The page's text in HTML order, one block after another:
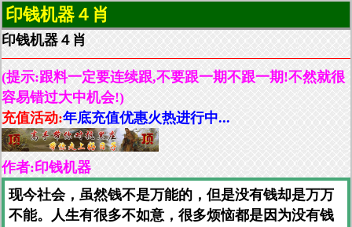
印钱机器４肖
印钱机器４肖
(提示:跟料一定要连续跟,不要跟一期不跟一期!不然就很
容易错过大中机会!)
充值活动:年底充值优惠火热进行中...
作者:印钱机器
现今社会，虽然钱不是万能的，但是没有钱却是万万
不能。人生有很多不如意，很多烦恼都是因为没有钱